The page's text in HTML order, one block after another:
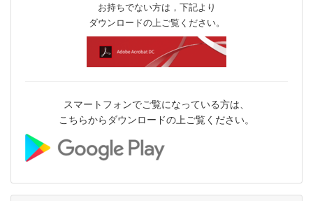
お持ちでない方は，下記より
ダウンロードの上ご覧ください。
スマートフォンでご覧になっている方は、
こちらからダウンロードの上ご覧ください。